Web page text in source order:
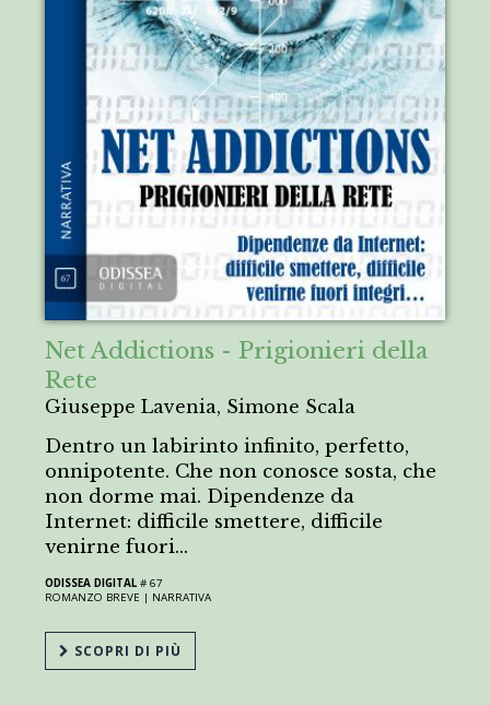
Net Addictions - Prigionieri della
Rete
Giuseppe Lavenia, Simone Scala
Dentro un labirinto infinito, perfetto,
onnipotente. Che non conosce sosta, che
non dorme mai. Dipendenze da
Internet: difficile smettere, difficile
venirne fuori…
ODISSEA DIGITAL # 67
ROMANZO BREVE | NARRATIVA
SCOPRI DI PIÙ